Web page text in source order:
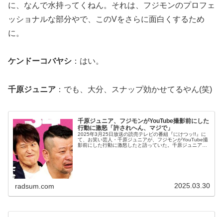
に、なんで水持ってくねん。それは、フジモンのプロフェ
ッショナルな部分やで、このVをさらに面白くするため
に。
ケンドーコバヤシ ：はい。
千原ジュニア ：でも、大分、スナップ効かせてるやん(笑)
千原ジュニア、フジモンがYouTube撮影前にした
行動に激怒「許されへん、マジで」
2025年3月25日放送の読売テレビの番組『にけつッ!!』に
て、お笑い芸人・千原ジュニアが、フジモンがYouTube撮
影前にした行動に激怒したと語っていた。千原ジュニア：
radsum.com 2025.03.30